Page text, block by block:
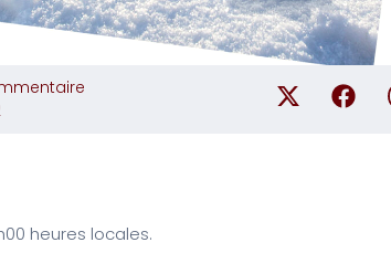
heures locales.